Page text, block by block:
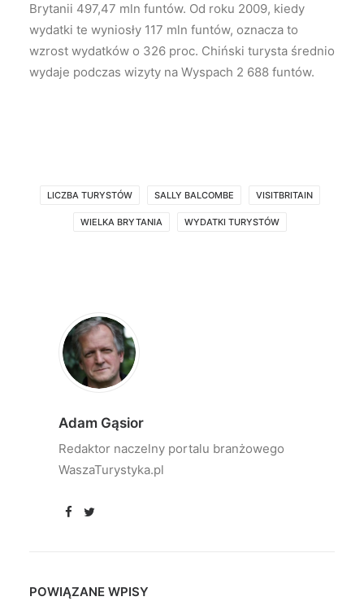
Brytanii 497,47 mln funtów. Od roku 2009, kiedy
wydatki te wyniosły 117 mln funtów, oznacza to
wzrost wydatków o 326 proc. Chiński turysta średnio
wydaje podczas wizyty na Wyspach 2 688 funtów.
LICZBA TURYSTÓW SALLY BALCOMBE VISITBRITAIN
WIELKA BRYTANIA WYDATKI TURYSTÓW
Adam Gąsior
Redaktor naczelny portalu branżowego
WaszaTurystyka.pl
POWIĄZANE WPISY